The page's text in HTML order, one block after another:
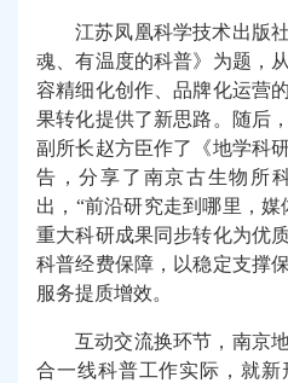
江苏凤凰科学技术出版
魂、有温度的科普》为题，
容精细化创作、品牌化运营
果转化提供了新思路。 随后
副所长赵方臣作了《地学科
告，分享了南京古生物所
出，“前沿研究走到哪里，
重大科研成果同步转化为优
科普经费保障，以稳定支撑
服务提质增效。
互动交流换环节， 南京
合一线科普工作实际，就